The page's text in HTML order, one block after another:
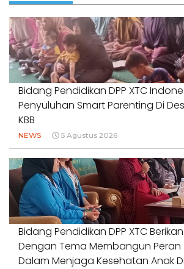
Bidang Pendidikan DPP XTC
Penyuluhan Smart Parenting Di
KBB
NEWS 5 Agustus 2026
Bidang Pendidikan DPP XTC
Dengan Tema Membangun Peran
Dalam Menjaga Kesehatan Anak